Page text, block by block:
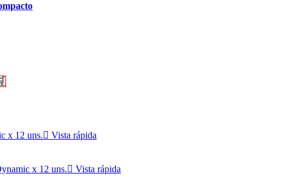
Vista rápida
Vista rápida